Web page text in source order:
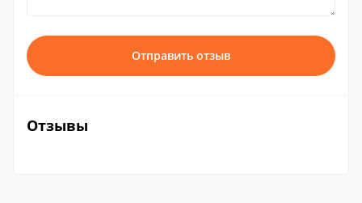
Отправить отзыв
Отзывы